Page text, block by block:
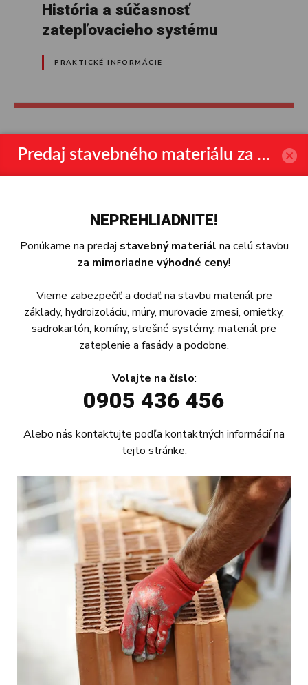
História a súčasnosť
zatepľovacieho systému
PRAKTICKÉ INFORMÁCIE
10
MULTITHERM P, M – chyby pri
Spoločnosť SIROŇ plus s.r.o. bola založená 31. 5. 1996
a od tej doby úspešne pôsobí v oblasti stavebníctva, hlavne so
zameraním na realizáciu zatepľovania bytových domov.
slovenskom trhu si po určitom čase a skúškach vybrala
zatepľovací systém MULTITHERM P / polystyrén EPS a XPS /
PRAKTICKÉ INFORMÁCIE
Predaj stavebného materiálu za výhodné ceny
NEPREHLIADNITE!
Ponúkame na predaj stavebný materiál na celú stavbu
za mimoriadne výhodné ceny!
Vieme zabezpečiť a dodať na stavbu materiál pre
základy, hydroizoláciu, múry, murovacie zmesi, omietky,
sadrokartón, komíny, strešné systémy, materiál pre
zateplenie a fasády a podobne.
Volajte na číslo:
0905 436 456
Alebo nás kontaktujte podľa kontaktných informáciína
tejto stránke.